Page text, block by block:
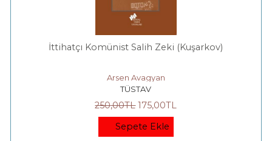
İttihatçı Komünist Salih Zeki (Kuşarkov)
Arsen Avagyan
TÜSTAV
250,00TL 175,00TL
Sepete Ekle